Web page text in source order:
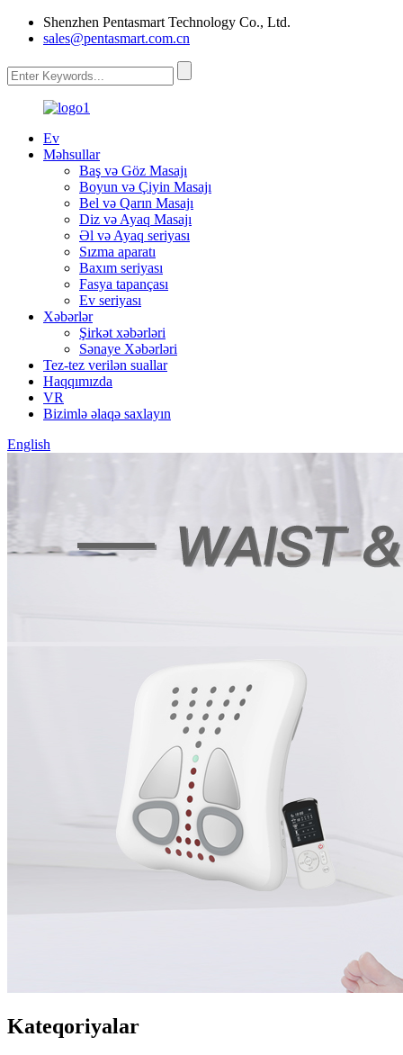
Shenzhen Pentasmart Technology Co., Ltd.
sales@pentasmart.com.cn
Ev
Məhsullar
Baş və Göz Masajı
Boyun və Çiyin Masajı
Bel və Qarın Masajı
Diz və Ayaq Masajı
Əl və Ayaq seriyası
Sızma aparatı
Baxım seriyası
Fasya tapançası
Ev seriyası
Xəbərlər
Şirkət xəbərləri
Sənaye Xəbərləri
Tez-tez verilən suallar
Haqqımızda
VR
Bizimlə əlaqə saxlayın
English
Kateqoriyalar